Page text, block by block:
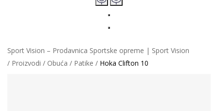
Sport Vision – Prodavnica Sportske opreme | Sport Vision
Proizvodi
Obuća Patike Hoka Clifton 10